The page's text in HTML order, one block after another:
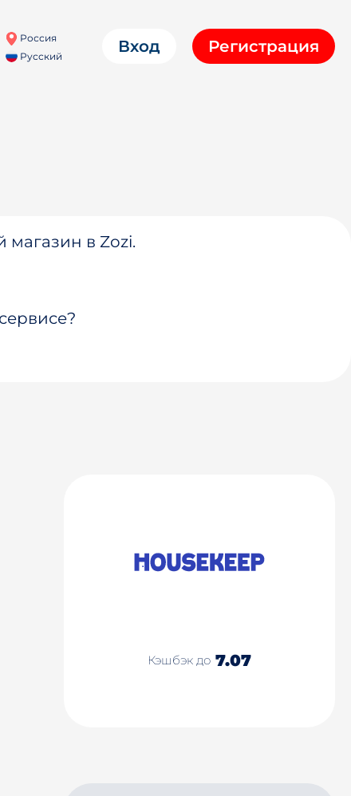
Россия
Русский
Вход Регистрация
магазин в Zozi.
Кэшбэк до 7.07